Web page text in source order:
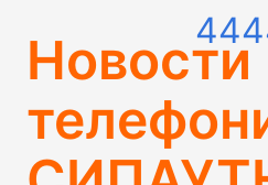
Новости